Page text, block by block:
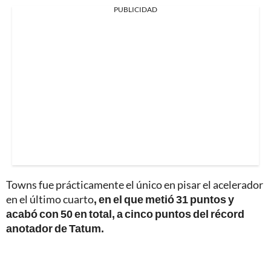
PUBLICIDAD
Towns fue prácticamente el único en pisar el acelerador
en el último cuarto, en el que metió 31 puntos y
acabó con 50 en total, a cinco puntos del récord
anotador de Tatum.